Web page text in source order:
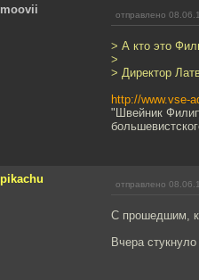
moovii отправлено
> А кто это
>
> Директор
http://www.vse-
"Швейник
pikachu отправлено
С прошедшим,
Вчера стукнуло